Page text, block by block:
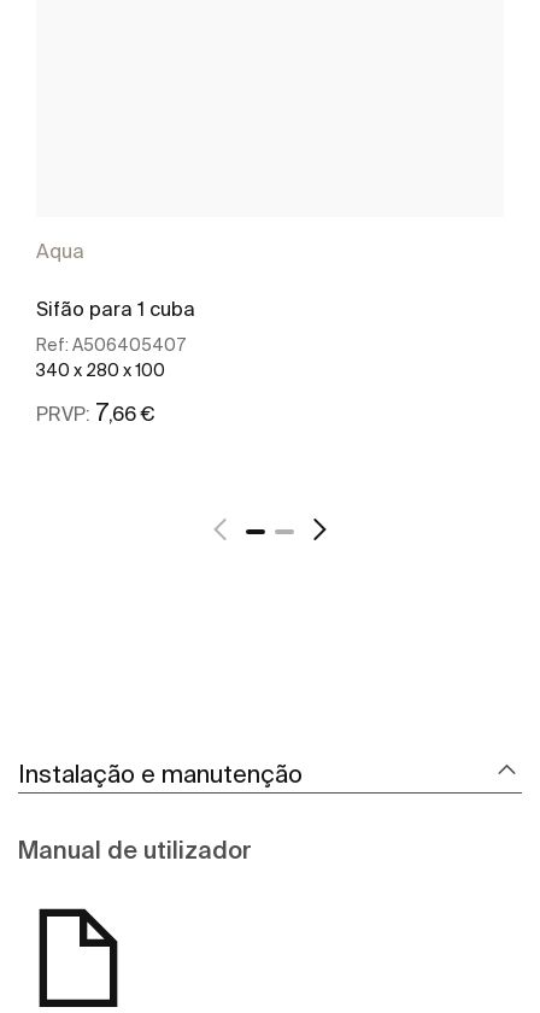
Aqua
Sifão para 1 cuba
Ref: A506405407
340 x 280 x 100
PRVP: 7,66 €
Instalação e manutenção
Manual de utilizador